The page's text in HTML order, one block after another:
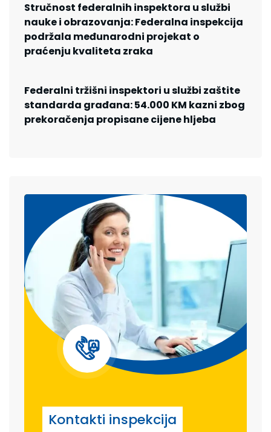
Stručnost federalnih inspektora u službi
nauke i obrazovanja: Federalna inspekcija
podržala međunarodni projekat o
praćenju kvaliteta zraka
Federalni tržišni inspektori u službi zaštite
standarda građana: 54.000 KM kazni zbog
prekoračenja propisane cijene hljeba
Kontakti inspekcija